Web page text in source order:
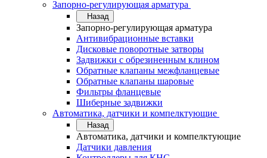
Запорно-регулирующая арматура
Назад
Запорно-регулирующая арматура
Антивибрационные вставки
Дисковые поворотные затворы
Задвижки с обрезиненным клином
Обратные клапаны межфланцевые
Обратные клапаны шаровые
Фильтры фланцевые
Шиберные задвижки
Автоматика, датчики и компелктующие
Назад
Автоматика, датчики и компелктующие
Датчики давления